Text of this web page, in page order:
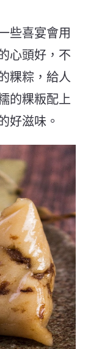
些喜宴會用
心頭好，不
粿粽，給人
的粿粄配上
好滋味。